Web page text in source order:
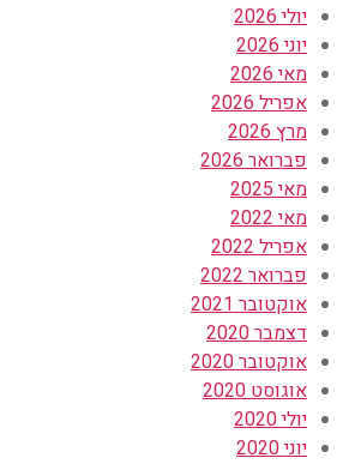
יולי 2026
יוני 2026
מאי 2026
אפריל 2026
מרץ 2026
פברואר 2026
מאי 2025
מאי 2022
אפריל 2022
פברואר 2022
אוקטובר 2021
דצמבר 2020
אוקטובר 2020
אוגוסט 2020
יולי 2020
יוני 2020